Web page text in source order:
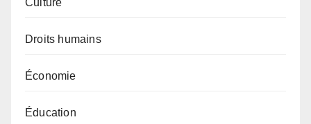
Droits humains
Économie
Éducation